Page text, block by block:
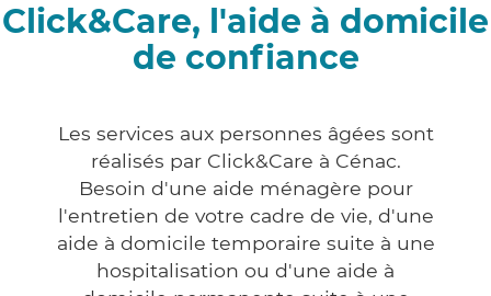
Click&Care, l'aide à domicile
de confiance
Les services aux personnes âgées sont
réalisés par Click&Care à Cénac.
Besoin d'une aide ménagère pour
l'entretien de votre cadre de vie, d'une
aide à domicile temporaire suite à une
hospitalisation ou d'une aide à